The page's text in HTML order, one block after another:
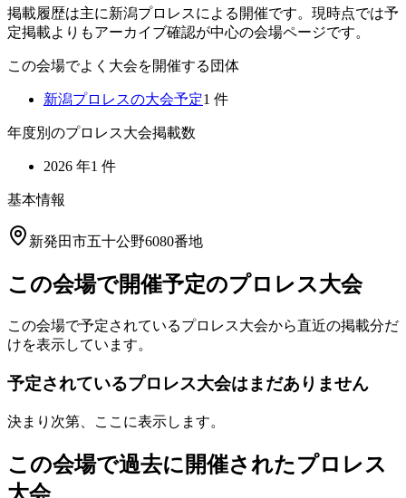
掲載履歴は主に新潟プロレスによる開催です。現時点では予
定掲載よりもアーカイブ確認が中心の会場ページです。
この会場でよく大会を開催する団体
新潟プロレスの大会予定1 件
年度別のプロレス大会掲載数
2026 年1 件
基本情報
新発田市五十公野6080番地
この会場で開催予定のプロレス大会
この会場で予定されているプロレス大会から直近の掲載分だ
けを表示しています。
予定されているプロレス大会はまだありません
決まり次第、ここに表示します。
この会場で過去に開催されたプロレス
大会